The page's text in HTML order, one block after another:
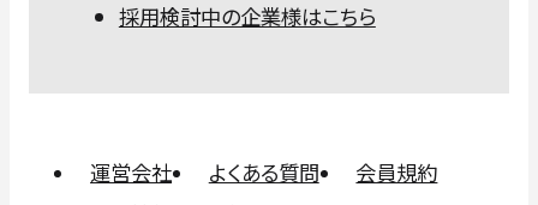
採用検討中の企業様はこちら
運営会社 よくある質問
会員規約